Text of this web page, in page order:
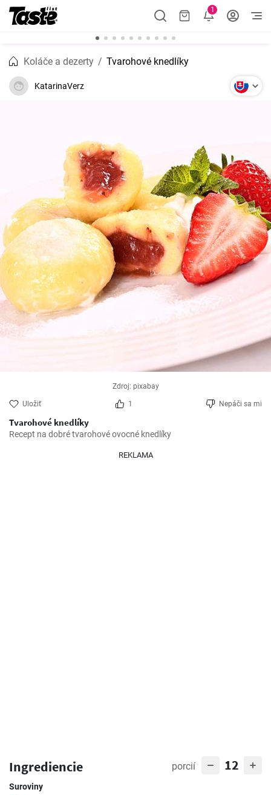
1
Koláče a dezerty Tvarohové knedlíky
KatarinaVerz
Zdroj: pixabay
Uložiť 1 Nepáči sa mi
Tvarohové knedlíky
Recept na dobré tvarohové ovocné knedlíky
REKLAMA
Ingrediencie porcií 12
Suroviny